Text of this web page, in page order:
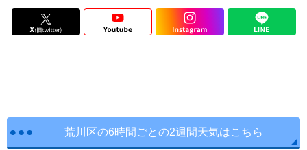
荒川区の6時間ごとの2週間天気はこちら